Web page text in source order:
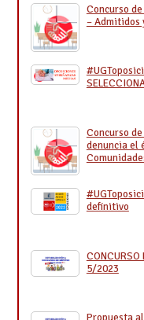
Concurso
– Admitidos
Concurso
denuncia el
definitivo
CONCURSO
5/2023
Propuesta